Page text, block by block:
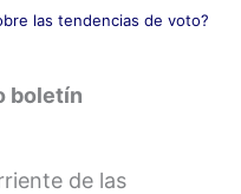
las tendencias de voto?
boletín
de las